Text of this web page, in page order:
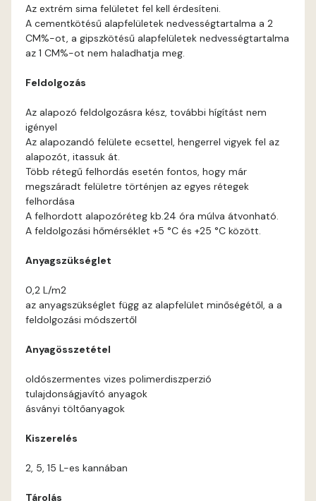
Brick E
Caramel E
Citrus C
Citrus D
Citrus E
Az extrém sima felületet fel kell érdesíteni.
A cementkötésű alapfelületek nedvességtartalma a 2
CM%-ot, a gipszkötésű alapfelületek nedvességtartalma
az 1 CM%-ot nem haladhatja meg.
Feldolgozás
Az alapozó feldolgozásra kész, további hígítást nem
igényel
Az alapozandó felülete ecsettel, hengerrel vigyek fel az
alapozót, itassuk át.
Több rétegű felhordás esetén fontos, hogy már
megszáradt felületre történjen az egyes rétegek
felhordása
A felhordott alapozóréteg kb.24 óra múlva átvonható.
A feldolgozási hőmérséklet +5 °C és +25 °C között.
Anyagszükséglet
0,2 L/m2
az anyagszükséglet függ az alapfelület minőségétől, a a
feldolgozási módszertől
Anyagösszetétel
oldószermentes vizes polimerdiszperzió
tulajdonságjavító anyagok
ásványi töltőanyagok
Kiszerelés
2, 5, 15 L-es kannában
Tárolás